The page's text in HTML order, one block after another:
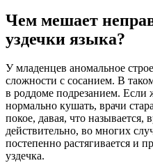
Чем мешает
уздечки языка?
У младенцев аномальное
сложности с сосанием. В
в роддоме подрезанием.
нормально кушать, врачи
покое, давая, что называется,
действительно, во многих
постепенно растягивается и
уздечка.